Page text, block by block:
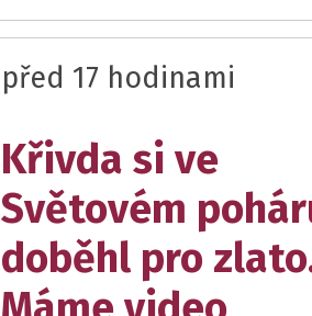
před 17 hodinami
Křivda si ve
Světovém
doběhl pro